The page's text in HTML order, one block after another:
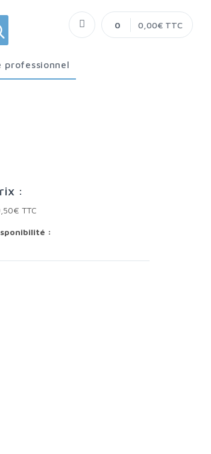
professionnel
0 0,00€ TTC
Prix :
TTC
: